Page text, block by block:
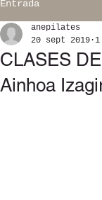
Entrada
CLASES
Ainhoa
anepilates
20 sept 2019